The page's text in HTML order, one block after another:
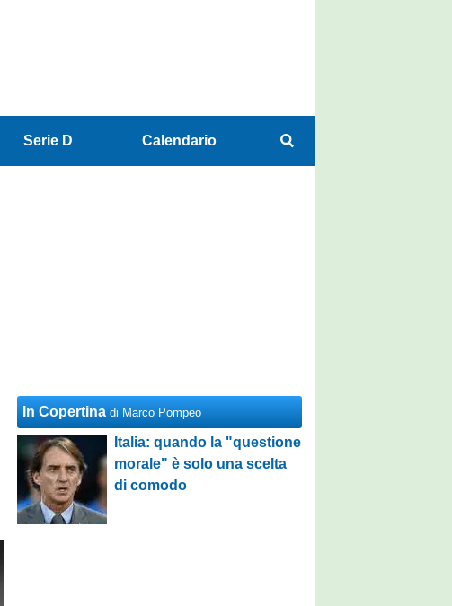
Serie D Calendario
In Copertina di Marco Pompeo
Italia: quando la "questione
morale" è solo una scelta
di comodo